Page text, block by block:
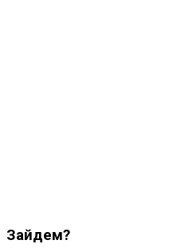
Зайдем?